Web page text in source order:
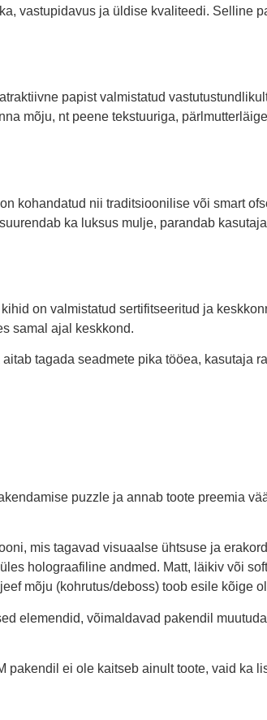
vastupidavus ja üldise kvaliteedi. Selline
papist valmistatud
mõju, nt peene tekstuuriga,
kohandatud nii traditsioonilise või smart
ka luksus mulje, parandab
on valmistatud sertifitseeritud ja
samal ajal keskkond.
tagada seadmete pika tööea, kasutaja
puzzle ja annab toote preemia
mis tagavad visuaalse ühtsuse ja
holograafiline andmed. Matt, läikiv või
mõju (kohrutus/deboss) toob esile kõige
elemendid, võimaldavad pakendil
ei ole kaitseb ainult toote, vaid ka